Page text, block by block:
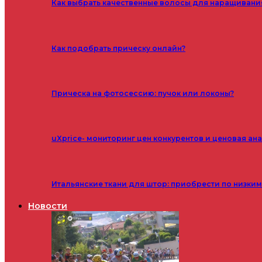
Как выбрать качественные волосы для
Как подобрать прическу онлайн?
Прическа на фотосессию: пучок или локоны?
uXprice- мониторинг цен конкурентов и ценовая
Итальянские ткани для штор: приобрести по
Новости